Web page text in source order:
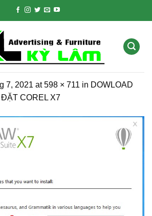
7, 2021 at598 × 711 in DOWLOAD
COREL X7